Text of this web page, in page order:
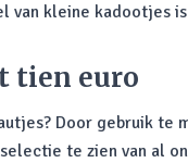
van kleine kadootjes
tien euro
Door gebruik te
te zien van al